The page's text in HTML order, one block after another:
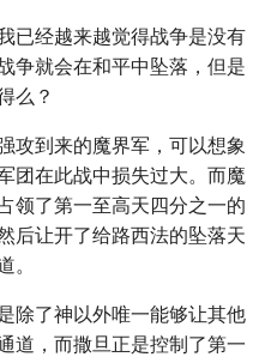
已经越来越觉得战争是没有
争就会在和平中坠落，但是
么？
攻到来的魔界军，可以想象
团在此战中损失过大。而魔
领了第一至高天四分之一的
后让开了给路西法的坠落天
。
除了神以外唯一能够让其他
道，而撒旦正是控制了第一